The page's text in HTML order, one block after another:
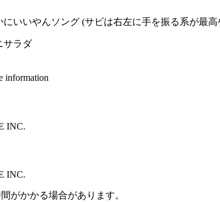
にいいやんソング (サビは右左に手を振る系が最高
サラダ
INC.
INC.
がかかる場合があります。